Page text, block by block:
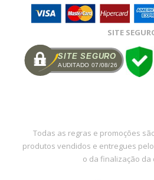
SITE
SITE SEGURO
AUDITADO 07/08/26
Todas as regras e promoções
produtos vendidos e entregues
o da finalização da